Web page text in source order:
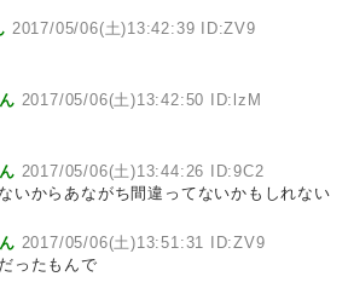
2017/05/06(土)13:42:39 ID:ZV9
2017/05/06(土)13:42:50 ID:lzM
2017/05/06(土)13:44:26 ID:9C2
いからあながち間違ってないかもしれない
2017/05/06(土)13:51:31 ID:ZV9
ったもんで